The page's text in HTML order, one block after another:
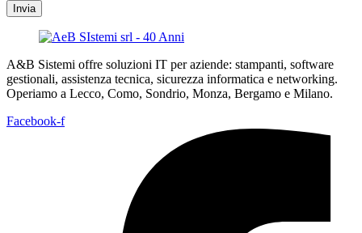
Invia
A&B Sistemi offre soluzioni IT per aziende: stampanti, software
gestionali, assistenza tecnica, sicurezza informatica e networking.
Operiamo a Lecco, Como, Sondrio, Monza, Bergamo e Milano.
Facebook-f